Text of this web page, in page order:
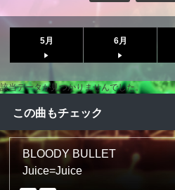
5月 6月
該当データが見つかりませんでした。
この曲もチェック
BLOODY BULLET
Juice=Juice